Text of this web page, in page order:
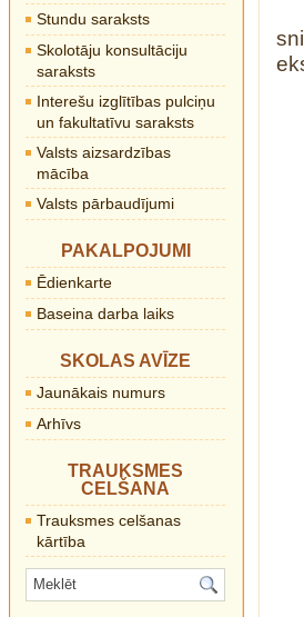
Stundu saraksts
Skolotāju konsultāciju
saraksts
Interešu izglītības pulciņu
un fakultatīvu saraksts
Valsts aizsardzības
mācība
Valsts pārbaudījumi
PAKALPOJUMI
Ēdienkarte
Baseina darba laiks
SKOLAS AVĪZE
Jaunākais numurs
Arhīvs
TRAUKSMES
CELŠANA
Trauksmes celšanas
kārtība